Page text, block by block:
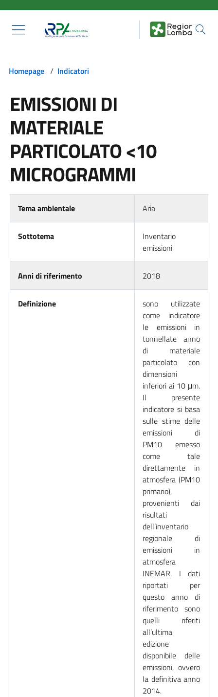
Homepage / Indicatori
EMISSIONI DI
MATERIALE
PARTICOLATO <10
MICROGRAMMI
Tema ambientale Aria
Sottotema
Inventario
emissioni
Anni di riferimento 2018
Definizione
sono utilizzate
come indicatore
le emissioni in
tonnellate anno
di materiale
particolato con
dimensioni
inferiori ai 10 μm.
Il presente
indicatore si basa
sulle stime delle
emissioni di
PM10 emesso
come tale
direttamente in
atmosfera (PM10
primario),
provenienti dai
risultati
dell’inventario
regionale di
emissioni in
atmosfera
INEMAR. I dati
riportati per
questo anno di
riferimento sono
quelli riferiti
all’ultima
edizione
disponibile delle
emissioni, ovvero
la definitiva anno
2014.